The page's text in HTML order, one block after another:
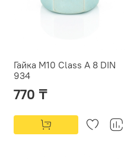
Гайка М10 Class A 8 DIN
934
770 ₸